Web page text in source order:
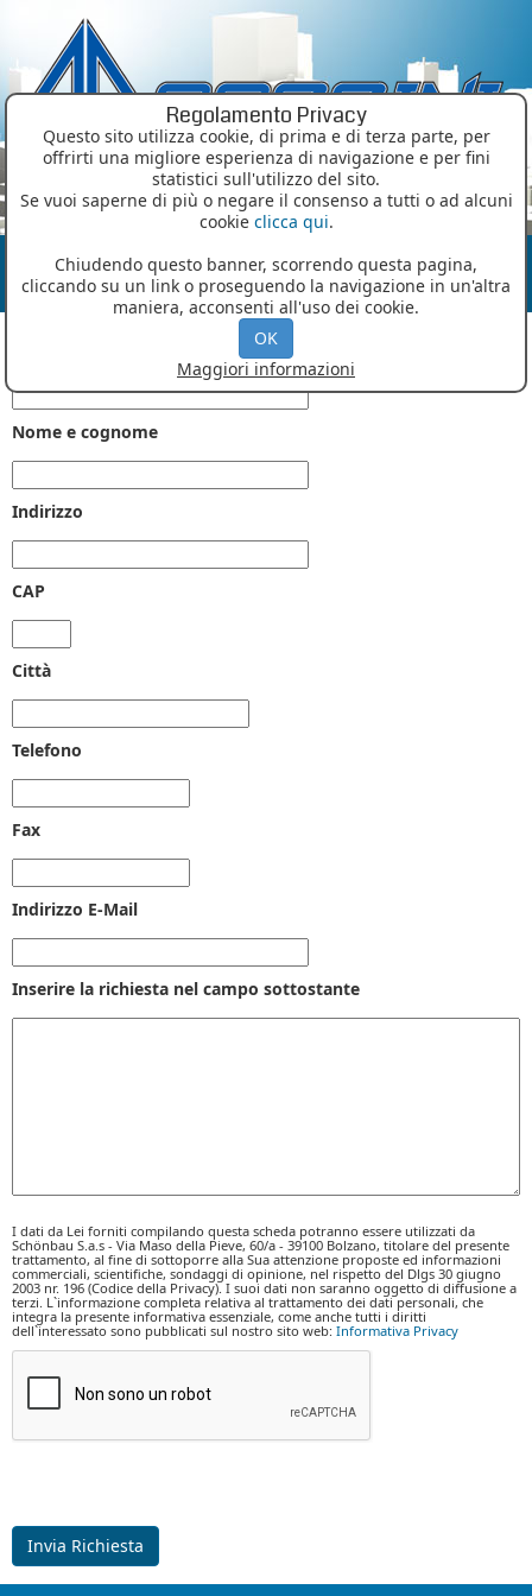
Regolamento Privacy
Questo sito utilizza cookie, di prima e di terza parte, per
offrirti una migliore esperienza di navigazione e per fini
statistici sull'utilizzo del sito.
Se vuoi saperne di più o negare il consenso a tutti o ad alcuni
cookie clicca qui.
Chiudendo questo banner, scorrendo questa pagina,
cliccando su un link o proseguendo la navigazione in un'altra
maniera, acconsenti all'uso dei cookie.
OK
Maggiori informazioni
MENU
Modulo di contatto
Nome e cognome
Indirizzo
CAP
Città
Telefono
Fax
Indirizzo E-Mail
Inserire la richiesta nel campo sottostante
I dati da Lei forniti compilando questa scheda potranno essere utilizzati da
Schönbau S.a.s - Via Maso della Pieve, 60/a - 39100 Bolzano, titolare del presente
trattamento, al fine di sottoporre alla Sua attenzione proposte ed informazioni
commerciali, scientifiche, sondaggi di opinione, nel rispetto del Dlgs 30 giugno
2003 nr. 196 (Codice della Privacy). I suoi dati non saranno oggetto di diffusione a
terzi. L`informazione completa relativa al trattamento dei dati personali, che
integra la presente informativa essenziale, come anche tutti i diritti
dell`interessato sono pubblicati sul nostro sito web: Informativa Privacy